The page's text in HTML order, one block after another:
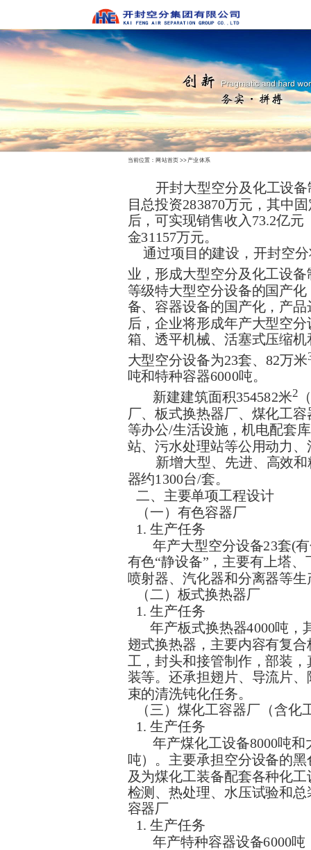
当前位置：网站首页 >>产业体系
开封大型空分及化工设
目总投资283870万元，其中
后，可实现销售收入73.2亿
金31157万元。
通过项目的建设，开封空
业，形成大型空分及化工设
等级特大型空分设备的国产
备、容器设备的国产化，产
后，企业将形成年产大型空
箱、透平机械、活塞式压缩
大型空分设备为23套、82万米
吨和特种容器6000吨。
新建建筑面积354582米2
厂、板式换热器厂、煤化工
等办公/生活设施，机电配套
站、污水处理站等公用动力
新增大型、先进、高效
器约1300台/套。
二、主要单项工程设计
（一）有色容器厂
1. 生产任务
年产大型空分设备23套(
有色“静设备”，主要有上塔
喷射器、汽化器和分离器等
（二）板式换热器厂
1. 生产任务
年产板式换热器4000吨，
翅式换热器，主要内容有复
工，封头和接管制作，部装
装等。还承担翅片、导流片
束的清洗钝化任务。
（三）煤化工容器厂（含化
1. 生产任务
年产煤化工设备8000吨
吨）。主要承担空分设备的
及为煤化工装备配套各种化
检测、热处理、水压试验和
容器厂
1. 生产任务
年产特种容器设备6000